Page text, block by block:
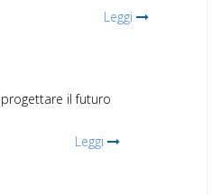
Leggi
il futuro
Leggi